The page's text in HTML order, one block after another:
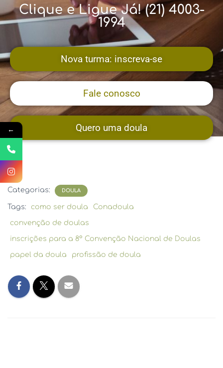
Clique e Ligue Já! (21) 4003-
1994
Nova turma: inscreva-se
Fale conosco
Quero uma doula
Categorias: DOULA
Tags: como ser doula Conadoula
convenção de doulas
inscrições para a 8° Convenção Nacional de Doulas
papel da doula profissão de doula
←